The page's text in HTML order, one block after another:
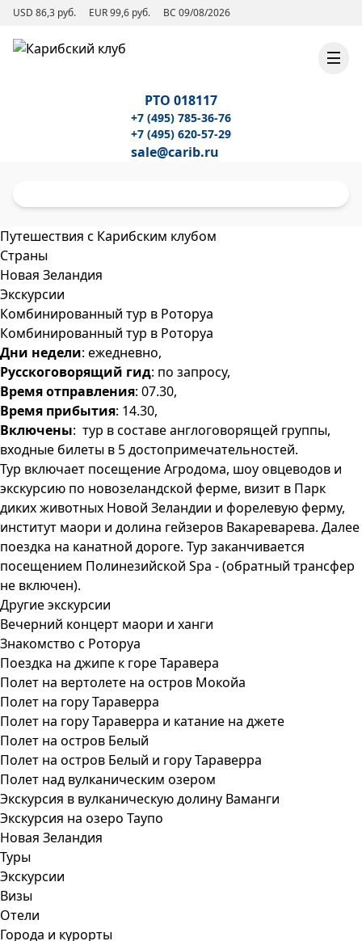
USD 86,3 руб. EUR 99,6 руб. ВС 09/08/2026
РТО 018117
+7 (495) 785-36-76
+7 (495) 620-57-29
sale@carib.ru
Путешествия с Карибским клубом
Страны
Новая Зеландия
Экскурсии
Комбинированный тур в Роторуа
Комбинированный тур в Роторуа
Дни недели: ежедневно,
Русскоговорящий гид: по запросу,
Время отправления: 07.30,
Время прибытия: 14.30,
Включены: тур в составе англоговорящей группы,
входные билеты в 5 достопримечательностей.
Тур включает посещение Агродома, шоу овцеводов и
экскурсию по новозеландской ферме, визит в Парк
диких животных Новой Зеландии и форелевую ферму,
институт маори и долина гейзеров Вакареварева. Далее
поездка на канатной дороге. Тур заканчивается
посещением Полинезийской Spa - (обратный трансфер
не включен).
Другие экскурсии
Вечерний концерт маори и ханги
Знакомство с Роторуа
Поездка на джипе к горе Таравера
Полет на вертолете на остров Мокойа
Полет на гору Тараверра
Полет на гору Тараверра и катание на джете
Полет на остров Белый
Полет на остров Белый и гору Тараверра
Полет над вулканическим озером
Экскурсия в вулканическую долину Ваманги
Экскурсия на озеро Таупо
Новая Зеландия
Туры
Экскурсии
Визы
Отели
Города и курорты